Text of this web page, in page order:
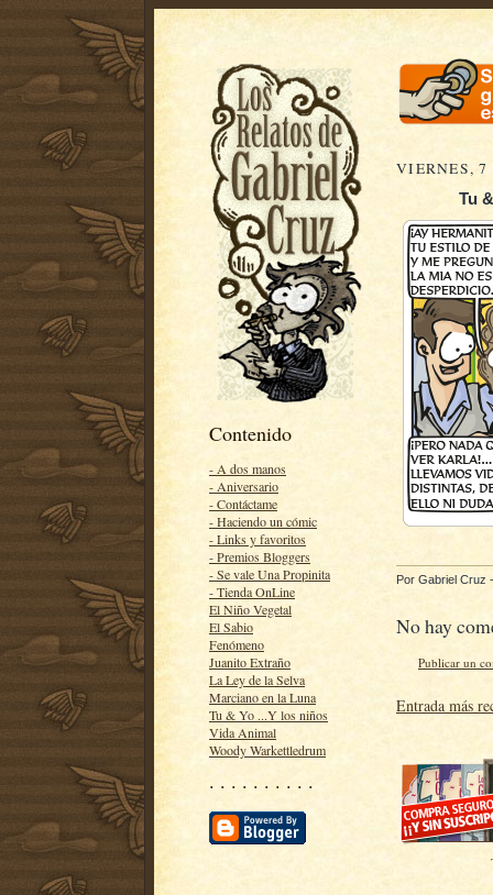
Contenido
- A dos manos
- Aniversario
- Contáctame
- Haciendo un cómic
- Links y favoritos
- Premios Bloggers
- Se vale Una Propinita
- Tienda OnLine
El Niño Vegetal
El Sabio
Fenómeno
Juanito Extraño
La Ley de la Selva
Marciano en la Luna
Tu & Yo ...Y los niños
Vida Animal
Woody Warkettledrum
· · · · · · · · · ·
VIERNES,
Tu
Por Gabriel Cruz
No hay
Publicar un
Entrada más